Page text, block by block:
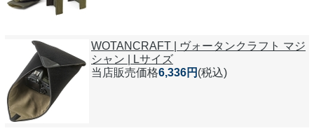
WOTANCRAFT | ヴォータンクラフト マジ
シャン | Lサイズ
当店販売価格6,336円 (税込)